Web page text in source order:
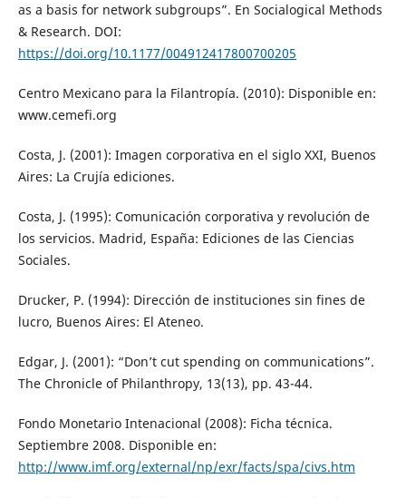
as a basis for network subgroups”. En Socialogical Methods
& Research. DOI:
https://doi.org/10.1177/004912417800700205
Centro Mexicano para la Filantropía. (2010): Disponible en:
www.cemefi.org
Costa, J. (2001): Imagen corporativa en el siglo XXI, Buenos
Aires: La Crujía ediciones.
Costa, J. (1995): Comunicación corporativa y revolución de
los servicios. Madrid, España: Ediciones de las Ciencias
Sociales.
Drucker, P. (1994): Dirección de instituciones sin fines de
lucro, Buenos Aires: El Ateneo.
Edgar, J. (2001): “Don’t cut spending on communications”.
The Chronicle of Philanthropy, 13(13), pp. 43-44.
Fondo Monetario Intenacional (2008): Ficha técnica.
Septiembre 2008. Disponible en:
http://www.imf.org/external/np/exr/facts/spa/civs.htm